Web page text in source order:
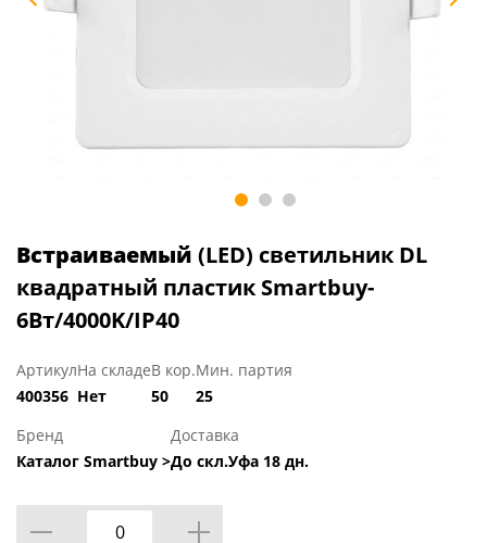
Встраиваемый (LED) светильник DL
квадратный пластик Smartbuy-
6Вт/4000K/IP40
Артикул
400356
На складе
Нет
В кор.
50
Мин. партия
25
Бренд
Каталог Smartbuy >
Доставка
До скл.Уфа 18 дн.